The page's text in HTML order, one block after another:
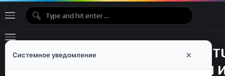
Системное уведомление ×